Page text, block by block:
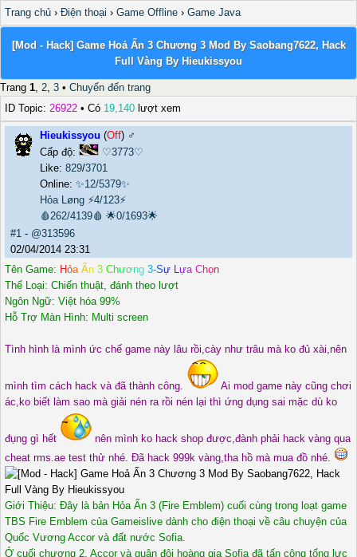
Trang chủ › Điện thoại › Game Offline › Game Java
[Mod - Hack] Game Hoả Ấn 3 Chương 3 Mod By Saobang7622, Hack
Full Vàng By Hieukissyou
Trang 1, 2, 3 • Chuyển đến trang
ID Topic: 26922 • Có 19,140 lượt xem
Hieukissyou (Off) ♂️
Cấp độ:
♡3773♡
Like: 829/3701
Online: ✨12/5379✨
Hỏa Løng ⚡4/123⚡
🩸262/4139🩸 🌟0/1693🌟
#1 - @313596
02/04/2014 23:31
Tên Game: Hỏa Ấn 3 Chương 3-Sự Lựa Chọn
Thể Loại: Chiến thuật, đánh theo lượt
Ngôn Ngữ: Việt hóa 99%
Hỗ Trợ Màn Hình: Multi screen
Tình hình là mình ức chế game này lâu rồi,cày như trâu mà ko đủ xài,nên
mình tìm cách hack và đã thành công.
Ai mod game này cũng chơi
ác,ko biết làm sao mà giải nén ra rồi nén lại thì ứng dụng sai mặc dù ko
đụng gì hết
nên mình ko hack shop được,đành phải hack vàng qua
cheat rms.ae test thử nhé. Đã hack 999k vàng,tha hồ mà mua đồ nhé.
Giới Thiệu: Đây là bản Hỏa Ấn 3 (Fire Emblem) cuối cùng trong loạt game
TBS Fire Emblem của Gameislive dành cho điện thoại về câu chuyện của
Quốc Vương Accor và đất nước Sofia.
Ở cuối chương 2, Accor và quân đội hoàng gia Sofia đã tấn công tổng lực